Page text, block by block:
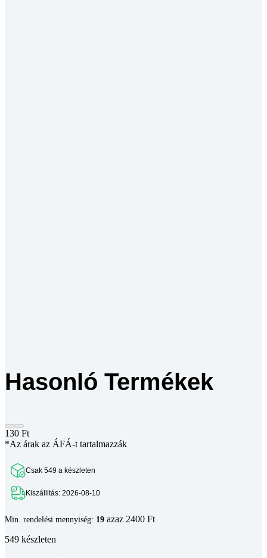
Hasonló Termékek
130 Ft
*Az árak az ÁFÁ-t tartalmazzák
Csak 549 a készleten
Kiszállitás: 2026-08-10
Min. rendelési mennyiség: 19 azaz 2400 Ft
549 készleten